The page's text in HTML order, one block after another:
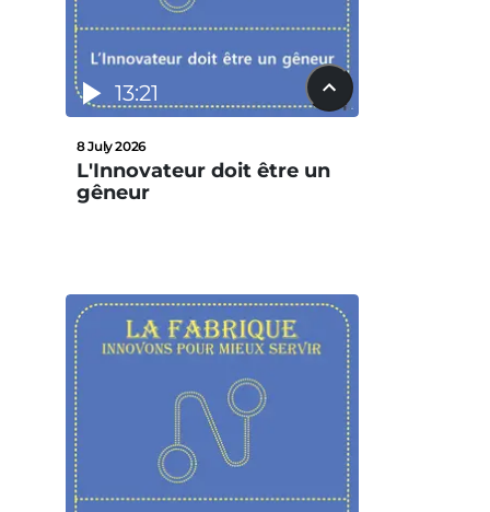
13:21
8 July 2026
L'Innovateur doit être un
gêneur